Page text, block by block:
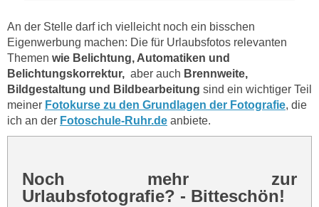
An der Stelle darf ich vielleicht noch ein bisschen
Eigenwerbung machen: Die für Urlaubsfotos relevanten
Themen wie Belichtung, Automatiken und
Belichtungskorrektur, aber auch Brennweite,
Bildgestaltung und Bildbearbeitung sind ein wichtiger Teil
meiner Fotokurse zu den Grundlagen der Fotografie, die
ich an der Fotoschule-Ruhr.de anbiete.
Noch mehr zur
Urlaubsfotografie? - Bitteschön!